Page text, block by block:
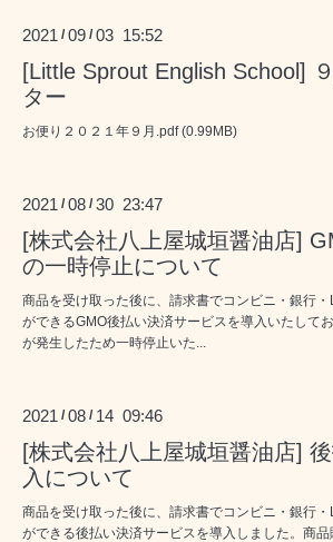
2021 /09 /03 15:52
[Little Sprout English School]
ター
お便り２０２１年９月.pdf (0.99MB)
2021 /08 /30 23:47
[株式会社八上屋城垣醤油店]
の一時停止について
商品を受け取った後に、請求書でコンビニ・銀行
ができるGMO後払い決済サービスを導入いたして
が発生したため一時停止いた...
2021 /08 / 14 09:46
[株式会社八上屋城垣醤油店]
入について
商品を受け取った後に、請求書でコンビニ・銀行
ができる後払い決済サービスを導入しました。商